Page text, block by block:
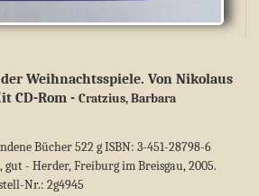
Weihnachtsspiele. Von Nikolaus
CD-Rom - Cratzius, Barbara
Bücher 522 g ISBN: 3-451-28798-6
- Herder, Freiburg im Breisgau, 2005.
Nr.: 2g4945